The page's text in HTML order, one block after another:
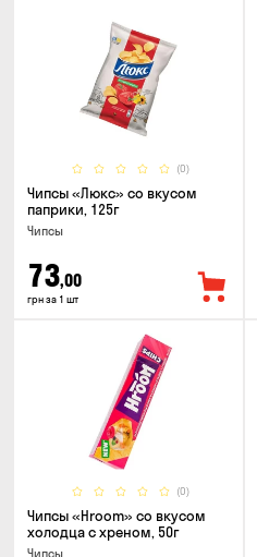
(0)
Чипсы «Люкс» со вкусом
паприки, 125г
Чипсы
73,00
грн за 1 шт
(0)
Чипсы «Hroom» со вкусом
холодца с хреном, 50г
Чипсы